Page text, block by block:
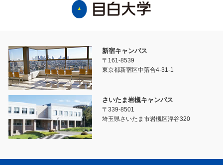
新宿キャンパス
〒161-8539
東京都新宿区中落合4-31-1
さいたま岩槻キャンパス
〒339-8501
埼玉県さいたま市岩槻区浮谷320